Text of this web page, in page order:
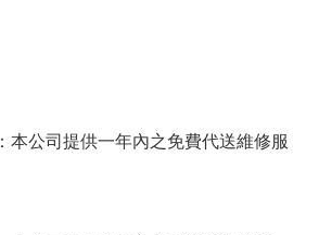
本公司提供一年內之免費代送維修服